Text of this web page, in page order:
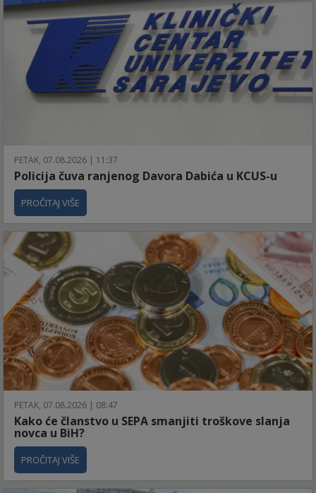
PETAK, 07.08.2026 | 11:37
Policija čuva ranjenog Davora Dabića u KCUS-u
PROČITAJ VIŠE
PETAK, 07.08.2026 | 08:47
Kako će članstvo u SEPA smanjiti troškove slanja
novca u BiH?
PROČITAJ VIŠE